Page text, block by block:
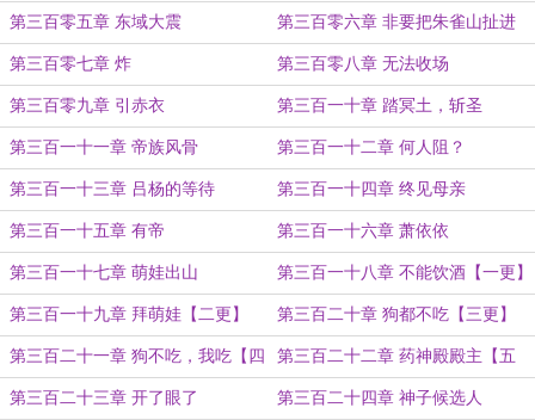
第三百零五章 东域大震 第三百零六章 非要把朱雀山扯进
来？
第三百零七章 炸 第三百零八章 无法收场
第三百零九章 引赤衣 第三百一十章 踏冥土，斩圣
第三百一十一章 帝族风骨 第三百一十二章 何人阻？
第三百一十三章 吕杨的等待 第三百一十四章 终见母亲
第三百一十五章 有帝 第三百一十六章 萧依依
第三百一十七章 萌娃出山 第三百一十八章 不能饮酒【一更】
第三百一十九章 拜萌娃【二更】 第三百二十章 狗都不吃【三更】
第三百二十一章 狗不吃，我吃【四
更】
第三百二十二章 药神殿殿主【五
更】
第三百二十三章 开了眼了 第三百二十四章 神子候选人